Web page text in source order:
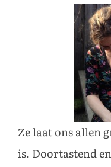
Ze laat ons allen
is. Doortastend